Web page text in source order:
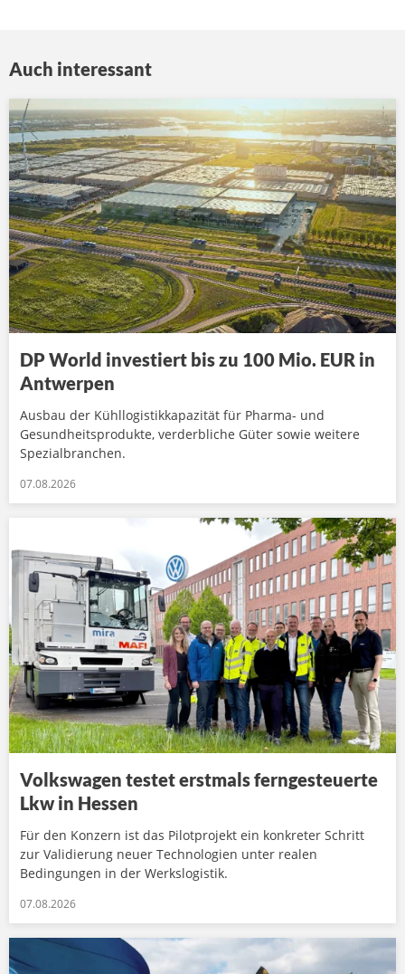
Auch interessant
DP World investiert bis zu 100 Mio. EUR in
Antwerpen
Ausbau der Kühllogistikkapazität für Pharma- und
Gesundheitsprodukte, verderbliche Güter sowie weitere
Spezialbranchen.
07.08.2026
Volkswagen testet erstmals ferngesteuerte
Lkw in Hessen
Für den Konzern ist das Pilotprojekt ein konkreter Schritt
zur Validierung neuer Technologien unter realen
Bedingungen in der Werkslogistik.
07.08.2026